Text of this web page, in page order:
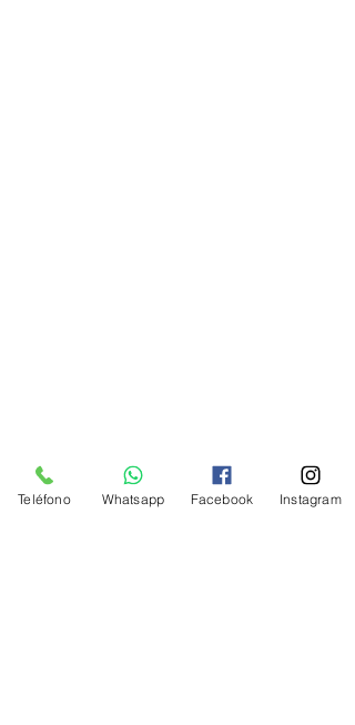
Teléfono Whatsapp Facebook Instagram